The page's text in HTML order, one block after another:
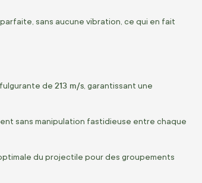
sans aucune vibration, ce qui en fait
de 213 m/s , garantissant une
sans manipulation fastidieuse entre chaque
du projectile pour des groupements